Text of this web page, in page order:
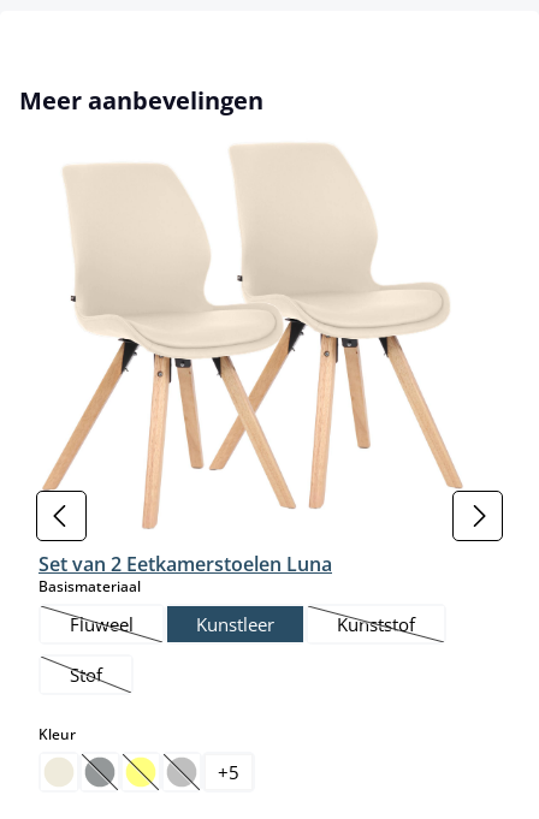
Productgalerij overslaan
Meer aanbevelingen
Set van 2 Eetkamerstoelen Luna
Basismateriaalselect
Fluweel
(Deze optie is momenteel niet beschikbaar.)
Kunstleer Kunststof
(Deze optie is
Stof
(Deze optie is momenteel niet beschikbaar.)
Kleurselect
(Deze optie is momenteel niet beschikbaar.)
(Deze optie is momenteel niet beschikbaar.)
(Deze optie is momenteel niet beschikbaar.)
+5